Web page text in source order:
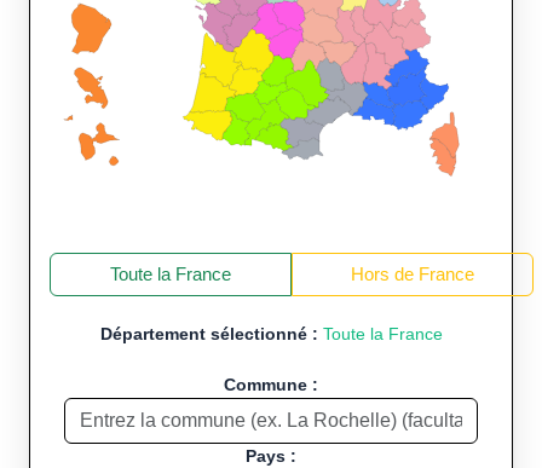
Toute la France Hors de France
Département sélectionné : Toute la France
Commune :
Pays :